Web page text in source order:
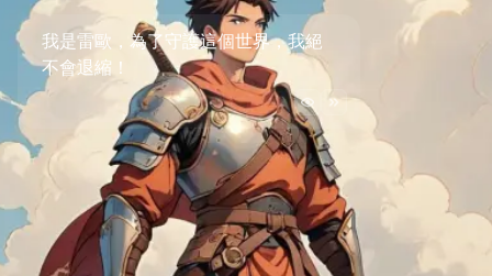
我是雷歐，為了守護這個世界，我絕
不會退縮！